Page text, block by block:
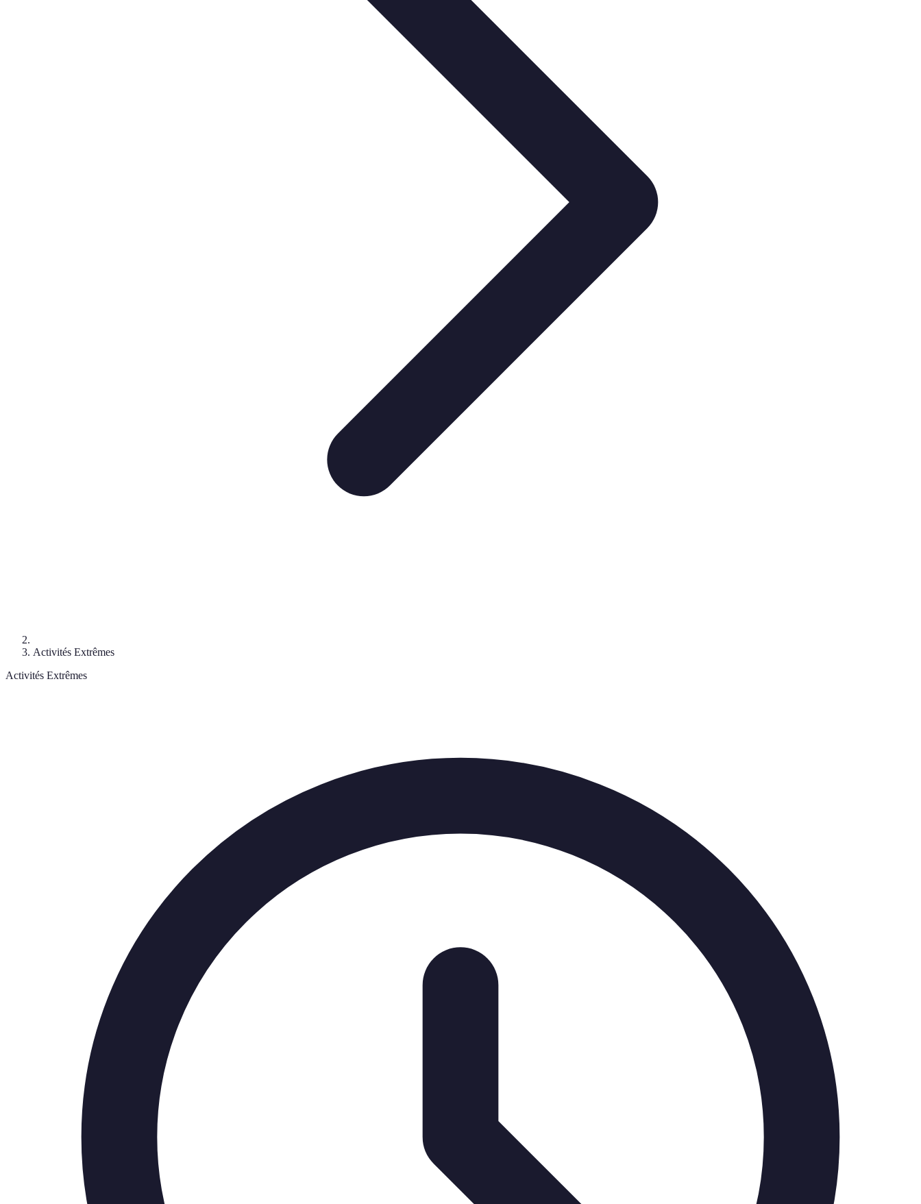
Activités Extrêmes
Activités Extrêmes